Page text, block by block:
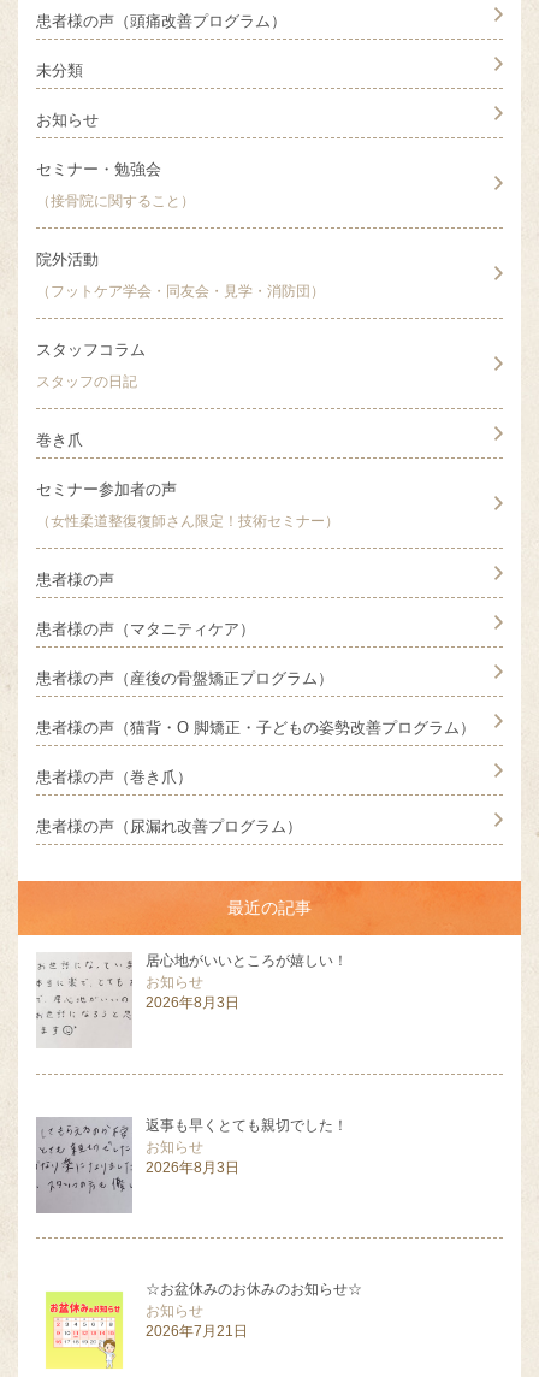
患者様の声（頭痛改善プログラム）
未分類
お知らせ
セミナー・勉強会
（接骨院に関すること）
院外活動
（フットケア学会・同友会・見学・消防団）
スタッフコラム
スタッフの日記
巻き爪
セミナー参加者の声
（女性柔道整復復師さん限定！技術セミナー）
患者様の声
患者様の声（マタニティケア）
患者様の声（産後の骨盤矯正プログラム）
患者様の声（猫背・O 脚矯正・子どもの姿勢改善プログラム）
患者様の声（巻き爪）
患者様の声（尿漏れ改善プログラム）
最近の記事
居心地がいいところが嬉しい！
お知らせ
2026年8月3日
返事も早くとても親切でした！
お知らせ
2026年8月3日
☆お盆休みのお休みのお知らせ☆
お知らせ
2026年7月21日